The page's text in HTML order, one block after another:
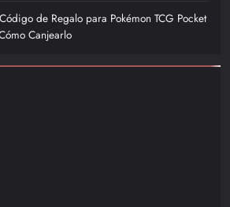
de Regalo para Pokémon TCG Pocket
Canjearlo